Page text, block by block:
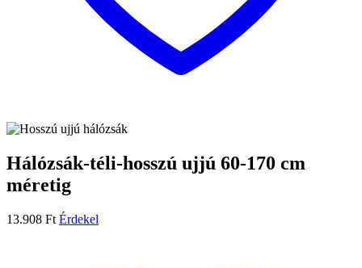
Hálózsák-téli-hosszú ujjú 60-170 cm
méretig
13.908 Ft Érdekel